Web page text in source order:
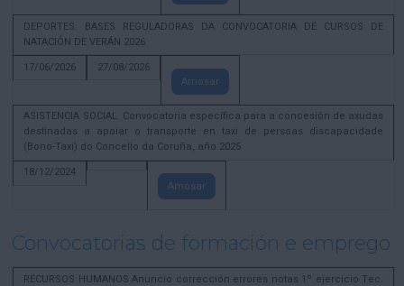
DEPORTES. BASES REGULADORAS DA CONVOCATORIA DE CURSOS DE
NATACIÓN DE VERÁN 2026
17/06/2026
27/08/2026
Amosar
ASISTENCIA SOCIAL. Convocatoria específica para a concesión de axudas
destinadas a apoiar o transporte en taxi de persoas discapacidade
(Bono-Taxi) do Concello da Coruña, año 2025
18/12/2024
Amosar
Convocatorias de formación e emprego
RECURSOS HUMANOS Anuncio corrección errores notas 1º ejercicio Tec.